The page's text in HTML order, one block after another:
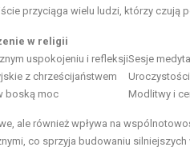
przyciąga wielu ludzi, którzy czują
w religii
uspokojeniu i refleksjiSesje
z chrześcijaństwem
boską moc Modlitwy i
ale również wpływa na
co sprzyja budowaniu